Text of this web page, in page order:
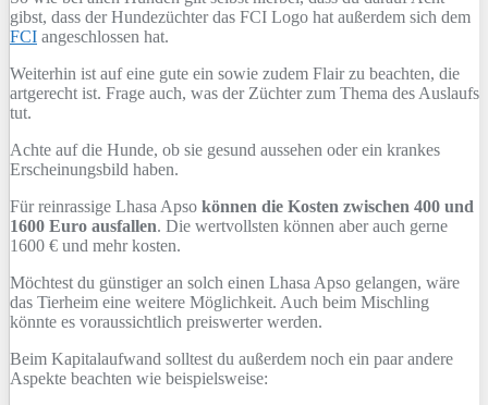
gibst, dass der Hundezüchter das FCI Logo hat außerdem sich dem
FCI angeschlossen hat.
Weiterhin ist auf eine gute ein sowie zudem Flair zu beachten, die
artgerecht ist. Frage auch, was der Züchter zum Thema des Auslaufs
tut.
Achte auf die Hunde, ob sie gesund aussehen oder ein krankes
Erscheinungsbild haben.
Für reinrassige Lhasa Apso können die Kosten zwischen 400 und
1600 Euro ausfallen. Die wertvollsten können aber auch gerne
1600 € und mehr kosten.
Möchtest du günstiger an solch einen Lhasa Apso gelangen, wäre
das Tierheim eine weitere Möglichkeit. Auch beim Mischling
könnte es voraussichtlich preiswerter werden.
Beim Kapitalaufwand solltest du außerdem noch ein paar andere
Aspekte beachten wie beispielsweise: